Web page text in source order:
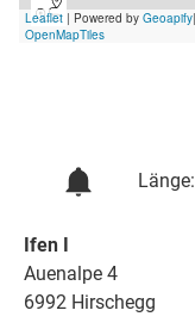
Ifen I
Auenalpe 4
6992 Hirschegg